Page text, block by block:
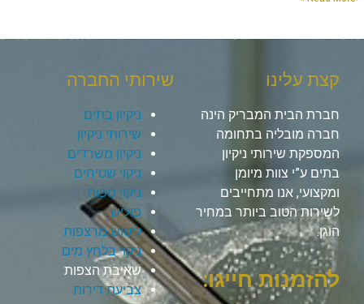
קצת עלינו
חברת הבית המבריק הינה
חברה מובליה בתחומה
המספקת שירותי ניקיון
בתים ע”י צוות מיומן
ומקצועי, אנו מתחייבים
לשירות הטוב ביותר במחיר
הוגן.
להזמנות חייגו:
שירותי החברה
ניקיון בתים
שירותי ניקיון
ניקיון משרדים
ניקוי שטיחים
ניקוי ספות
פוליש
ליטוש מרצפות
ניקוי בלחץ מים
שאיבת הצפות
צביעת דירות